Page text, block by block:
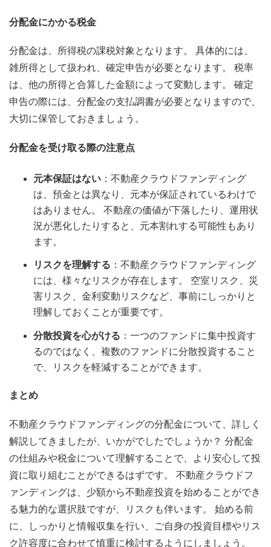
分配金にかかる税金
分配金は、所得税の課税対象となります。 具体的には、
雑所得として扱われ、確定申告が必要となります。 税率
は、他の所得と合算した金額によって変動します。 確定
申告の際には、分配金の支払調書が必要となりますので、
大切に保管しておきましょう。
分配金を受け取る際の注意点
元本保証はない ：不動産クラウドファンディング
は、預金とは異なり、元本が保証されているわけで
はありません。 不動産の価値が下落したり、運用状
況が悪化したりすると、元本割れする可能性もあり
ます。
リスクを理解する ：不動産クラウドファンディング
には、様々なリスクが存在します。 空室リスク、災
害リスク、金利変動リスクなど、事前にしっかりと
理解しておくことが重要です。
分散投資を心がける ：一つのファンドに集中投資す
るのではなく、複数のファンドに分散投資すること
で、リスクを軽減することができます。
まとめ
不動産クラウドファンディングの分配金について、詳しく
解説してきましたが、いかがでしたでしょうか？ 分配金
の仕組みや税金について理解することで、より安心して投
資に取り組むことができるはずです。 不動産クラウドフ
ァンディングは、少額から不動産投資を始めることができ
る魅力的な選択肢ですが、リスクも伴います。 始める前
に、しっかりと情報収集を行い、ご自身の投資目標やリス
ク許容度に合わせて慎重に検討するようにしましょう。